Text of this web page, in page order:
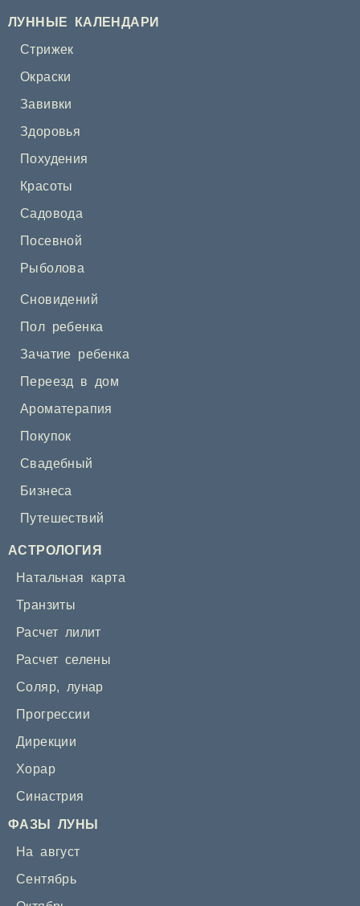
ЛУННЫЕ КАЛЕНДАРИ
Стрижек
Окраски
Завивки
Здоровья
Похудения
Красоты
Садовода
Посевной
Рыболова
Сновидений
Пол ребенка
Зачатие ребенка
Переезд в дом
Ароматерапия
Покупок
Свадебный
Бизнеса
Путешествий
АСТРОЛОГИЯ
Натальная карта
Транзиты
Расчет лилит
Расчет селены
Соляр, лунар
Прогрессии
Дирекции
Хорар
Синастрия
ФАЗЫ ЛУНЫ
На август
Сентябрь